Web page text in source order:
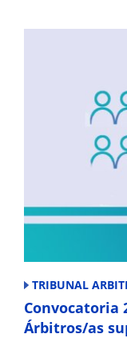
TRIBUNAL
Árbitros/as